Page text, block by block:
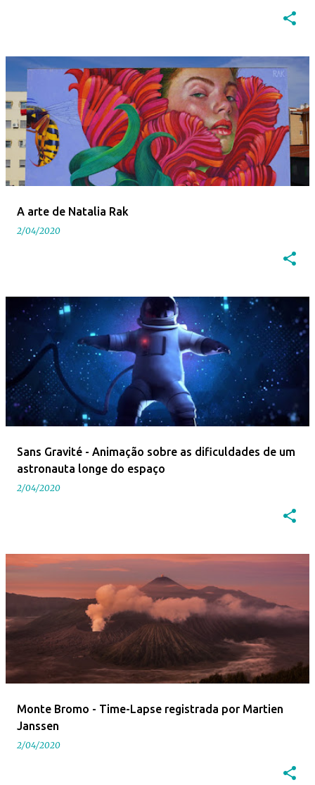
A arte de Natalia Rak
2/04/2020
Sans Gravité - Animação sobre as dificuldades de um
astronauta longe do espaço
2/04/2020
Monte Bromo - Time-Lapse registrada por Martien
Janssen
2/04/2020